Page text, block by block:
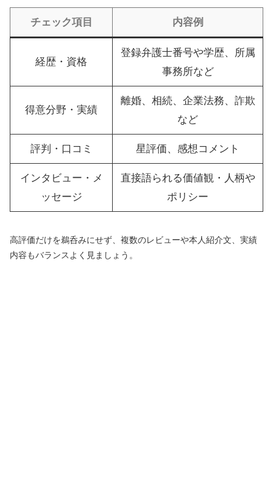
チェック項目 内容例
経歴・資格
登録弁護士番号や学歴、所属
事務所など
得意分野・実績
離婚、相続、企業法務、詐欺
など
評判・口コミ 星評価、感想コメント
インタビュー・メ
ッセージ
直接語られる価値観・人柄や
ポリシー
高評価だけを鵜呑みにせず、複数のレビューや本人紹介文、実績
内容もバランスよく見ましょう。